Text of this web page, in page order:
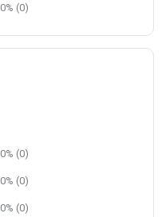
0% (0)
0% (0)
0% (0)
0% (0)